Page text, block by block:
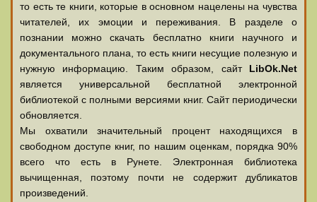
то есть те книги, которые в основном нацелены на чувства
читателей, их эмоции и переживания. В разделе о
познании можно скачать бесплатно книги научного и
документального плана, то есть книги несущие полезную и
нужную информацию. Таким образом, сайт LibOk.Net
является универсальной бесплатной электронной
библиотекой с полными версиями книг. Сайт периодически
обновляется.
Мы охватили значительный процент находящихся в
свободном доступе книг, по нашим оценкам, порядка 90%
всего что есть в Рунете. Электронная библиотека
вычищенная, поэтому почти не содержит дубликатов
произведений.